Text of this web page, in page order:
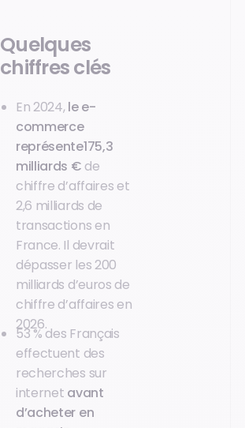
Quelques
chiffres clés
En 2024, le e-
commerce
représente175,3
milliards € de
chiffre d’affaires et
2,6 milliards de
transactions en
France. Il devrait
dépasser les 200
milliards d’euros de
chiffre d’affaires en
2026.
53 % des Français
effectuent des
recherches sur
internet avant
d’acheter en